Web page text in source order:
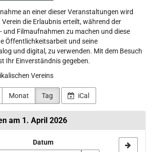
an einer dieser Veranstaltungen wird
die Erlaubnis erteilt, während der
Filmaufnahmen zu machen und diese
Öffentlichkeitsarbeit und seine
und digital, zu verwenden. Mit dem Besuch
Ihr Einverständnis gegeben.
Vereins
Monat Tag iCal
am 1. April 2026
Datum